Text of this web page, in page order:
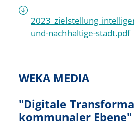
und-nachhaltige-stadt.pdf
WEKA MEDIA
"Digitale
kommunaler Ebene"